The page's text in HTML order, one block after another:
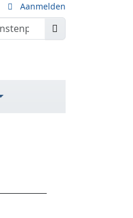
Aanmelden